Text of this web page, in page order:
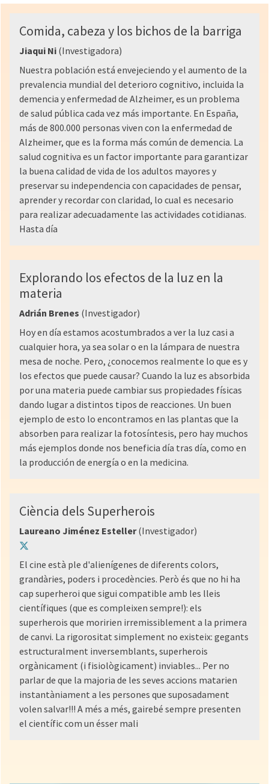
Comida, cabeza y los bichos de la barriga
Jiaqui Ni (Investigadora)
Nuestra población está envejeciendo y el aumento de la
prevalencia mundial del deterioro cognitivo, incluida la
demencia y enfermedad de Alzheimer, es un problema
de salud pública cada vez más importante. En España,
más de 800.000 personas viven con la enfermedad de
Alzheimer, que es la forma más común de demencia. La
salud cognitiva es un factor importante para garantizar
la buena calidad de vida de los adultos mayores y
preservar su independencia con capacidades de pensar,
aprender y recordar con claridad, lo cual es necesario
para realizar adecuadamente las actividades cotidianas.
Hasta día
Explorando los efectos de la luz en la
materia
Adrián Brenes (Investigador)
Hoy en día estamos acostumbrados a ver la luz casi a
cualquier hora, ya sea solar o en la lámpara de nuestra
mesa de noche. Pero, ¿conocemos realmente lo que es y
los efectos que puede causar? Cuando la luz es absorbida
por una materia puede cambiar sus propiedades físicas
dando lugar a distintos tipos de reacciones. Un buen
ejemplo de esto lo encontramos en las plantas que la
absorben para realizar la fotosíntesis, pero hay muchos
más ejemplos donde nos beneficia día tras día, como en
la producción de energía o en la medicina.
Ciència dels Superherois
Laureano Jiménez Esteller(Investigador)
El cine està ple d'alienígenes de diferents colors,
grandàries, poders i procedències. Però és que no hi ha
cap superheroi que sigui compatible amb les lleis
científiques (que es compleixen sempre!): els
superherois que moririen irremissiblement a la primera
de canvi. La rigorositat simplement no existeix: gegants
estructuralment inversemblants, superherois
orgànicament (i fisiològicament) inviables... Per no
parlar de que la majoria de les seves accions matarien
instantàniament a les persones que suposadament
volen salvar!!! A més a més, gairebé sempre presenten
el científic com un ésser mali